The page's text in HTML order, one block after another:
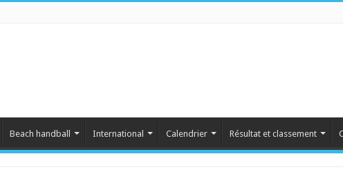
Beach handball International Calendrier Résultat et classement